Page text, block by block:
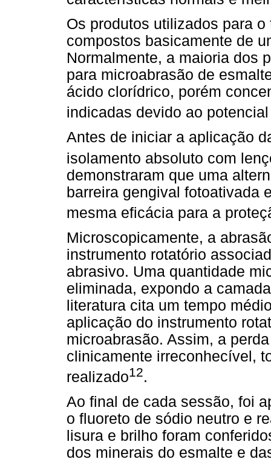
Os produtos utilizados para
compostos basicamente de
Normalmente, a maioria dos
para microabrasão de
ácido clorídrico, porém
indicadas devido ao
Antes de iniciar a aplicação
isolamento absoluto com
demonstraram que uma
barreira gengival fotoativada
mesma eficácia para a
Microscopicamente, a
instrumento rotatório
abrasivo. Uma quantidade
eliminada, expondo a
literatura cita um tempo
aplicação do instrumento
microabrasão. Assim, a
clinicamente irreconhecível,
realizado12.
Ao final de cada sessão, foi
o fluoreto de sódio neutro e
lisura e brilho foram
dos minerais do esmalte e